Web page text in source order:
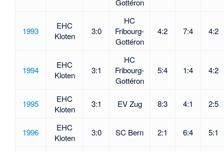
Gottéron
1993
EHC
Kloten
3:0
HC
Fribourg-
Gottéron
4:2 7:4 4:2
1994
EHC
Kloten
3:1
HC
Fribourg-
Gottéron
5:4 1:4 4:2
1995
EHC
Kloten
3:1 EV Zug 8:3 4:1 2:5
1996
EHC
Kloten
3:0 SC Bern 2:1 6:4 5:1